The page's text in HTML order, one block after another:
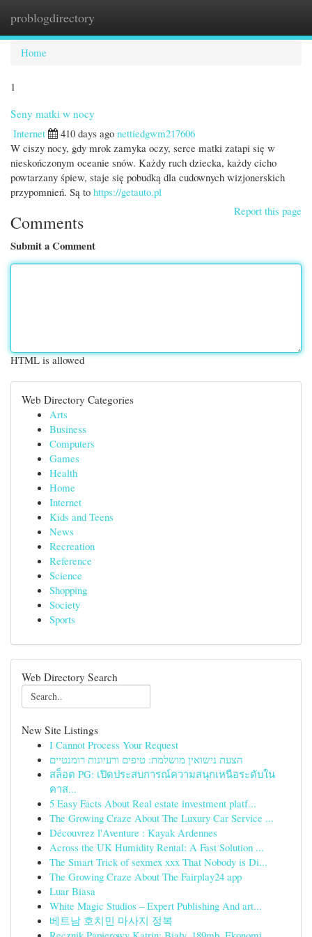
problogdirectory
Home
1
Seny matki w nocy
Internet
410 days ago nettiedgwm217606
W ciszy nocy, gdy mrok zamyka oczy, serce matki zatapi się w
nieskończonym oceanie snów. Każdy ruch dziecka, każdy cicho
powtarzany śpiew, staje się pobudką dla cudownych wizjonerskich
przypomnień. Są to https://getauto.pl
Report this page
Comments
Submit a Comment
HTML is allowed
Web Directory Categories
Arts
Business
Computers
Games
Health
Home
Internet
Kids and Teens
News
Recreation
Reference
Science
Shopping
Society
Sports
Web Directory Search
New Site Listings
I Cannot Process Your Request
הצעת נישואין מושלמת: טיפים ורעיונות רומנטיים
สล็อต PG: เปิดประสบการณ์ความสนุกเหนือระดับใน
คาส...
5 Easy Facts About Real estate investment platf...
The Growing Craze About The Luxury Car Service ...
Découvrez l'Aventure : Kayak Ardennes
Across the UK Humidity Rental: A Fast Solution ...
The Smart Trick of sexmex xxx That Nobody is Di...
The Growing Craze About The Fairplay24 app
Luar Biasa
White Magic Studios – Expert Publishing And art...
베트남 호치민 마사지 정복